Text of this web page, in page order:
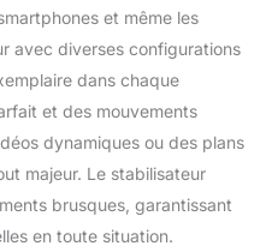
vidéo. action. Il
pèse que 852 g, ce
et compatible
une variété
ce qui rend
prise de vue plus
【Bluetooth et
par câble】Cette
permet un
et même les
avec diverses configurations
dans chaque
et des mouvements
dynamiques ou des plans
majeur. Le stabilisateur
brusques, garantissant
en toute situation.